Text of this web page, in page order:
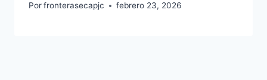
Porfronterasecapjc febrero 23, 2026